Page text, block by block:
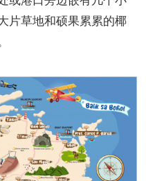
片草地和硕果累累的椰